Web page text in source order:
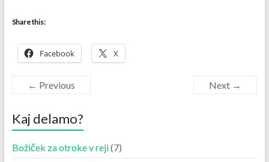
Share this:
Facebook X
← Previous Next →
Kaj delamo?
Božiček za otroke v reji(7)